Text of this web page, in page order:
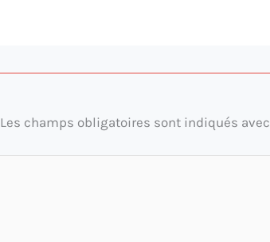
Les champs obligatoires sont indiqués avec